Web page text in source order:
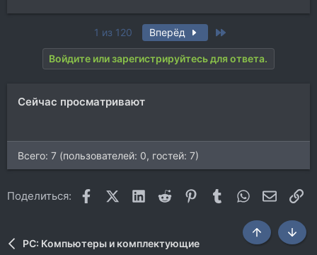
1 из 120 Вперёд
Войдите или зарегистрируйтесь для ответа.
Сейчас просматривают
Всего: 7 (пользователей: 0, гостей: 7)
Поделиться: FacebookX (Twitter)
LinkedIn
Reddit Pinterest
Tumblr WhatsApp
PC: Компьютеры и комплектующие Сверху Снизу